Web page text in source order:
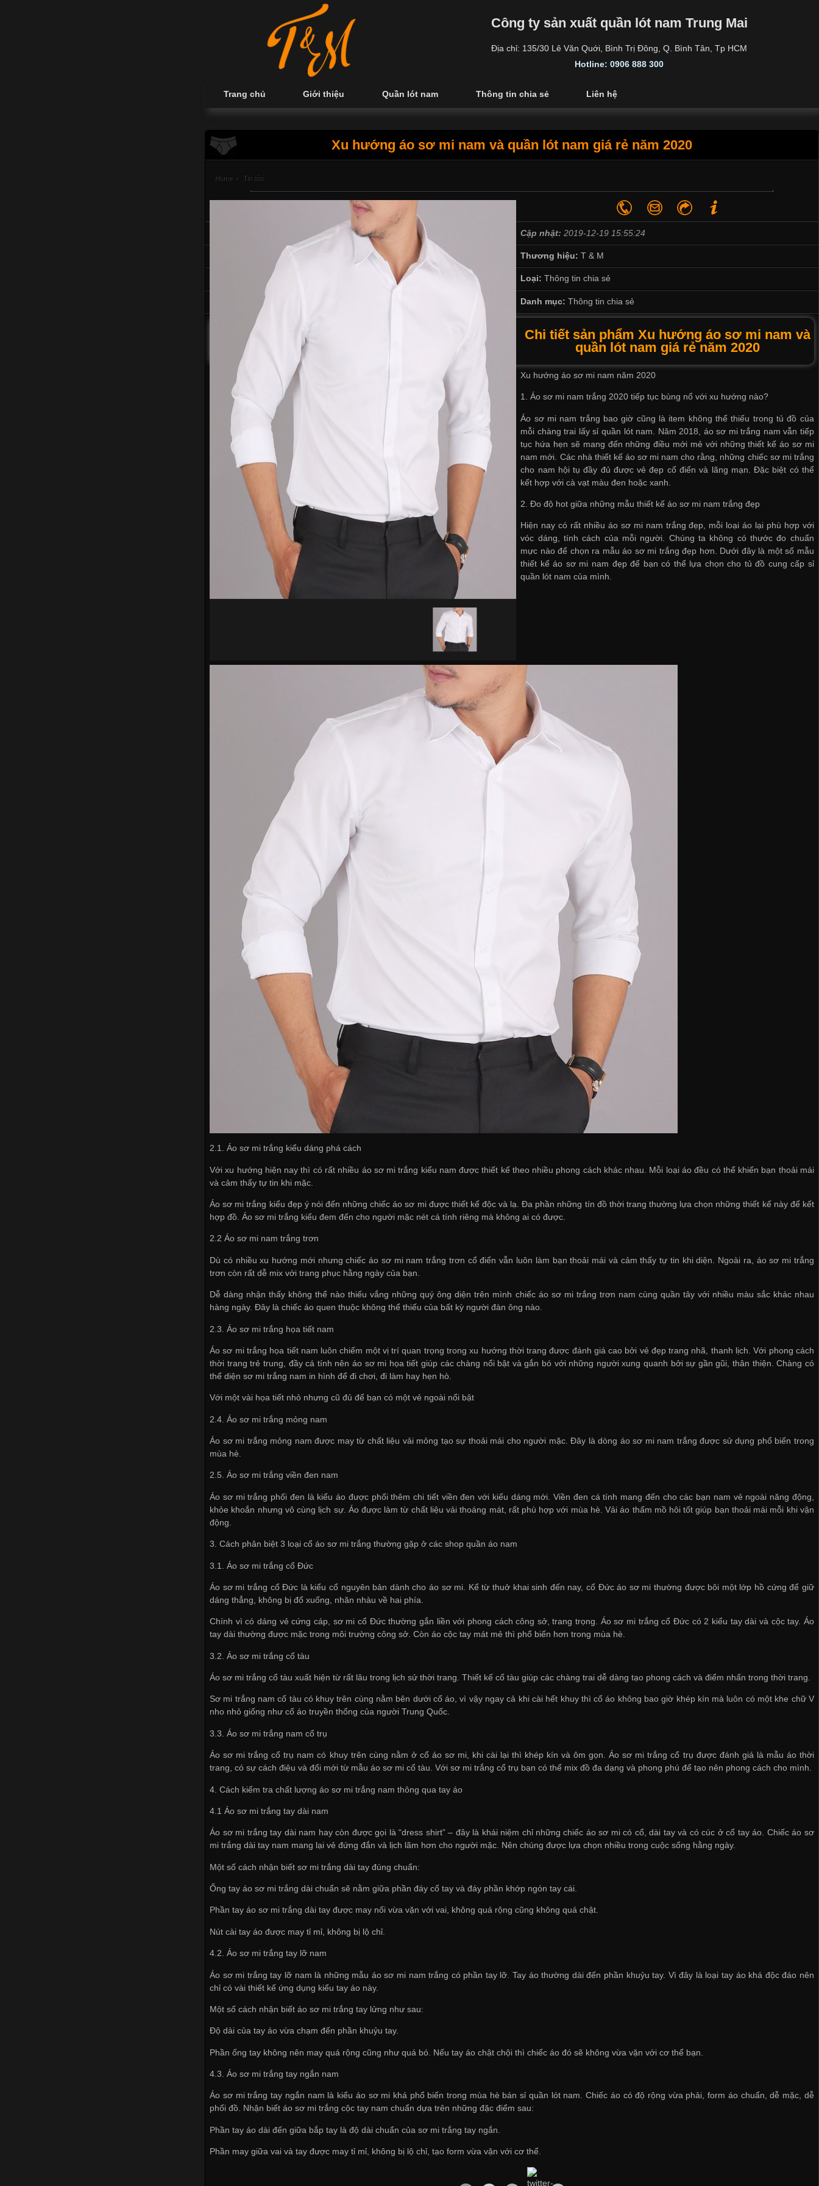
Công ty sản xuất quần lót nam Trung Mai
Địa chỉ: 135/30 Lê Văn Quới, Bình Trị Đông, Q. Bình Tân, Tp HCM
Hotline: 0906 888 300
Trang chủ Giới thiệu Quần lót nam Thông tin chia sẻ Liên hệ
Xu hướng áo sơ mi nam và quần lót nam giá rẻ năm 2020
Home › Tin tức
Cập nhật: 2019-12-19 15:55:24
Thương hiệu:T & M
Loại: Thông tin chia sẻ
Danh mục: Thông tin chia sẻ
Chi tiết sản phẩm Xu hướng áo sơ mi nam và
quần lót nam giá rẻ năm 2020
Xu hướng áo sơ mi nam năm 2020
1. Áo sơ mi nam trắng 2020 tiếp tục bùng nổ với xu hướng nào?
Áo sơ mi nam trắng bao giờ cũng là item không thể thiếu trong tủ đồ của
mỗi chàng trai lấy sỉ quần lót nam . Năm 2018, áo sơ mi trắng nam vẫn tiếp
tục hứa hẹn sẽ mang đến những điều mới mẻ với những thiết kế áo sơ mi
nam mới. Các nhà thiết kế áo sơ mi nam cho rằng, những chiếc sơ mi trắng
cho nam hội tụ đầy đủ được vẻ đẹp cổ điển và lãng mạn. Đặc biệt có thể
kết hợp với cà vạt màu đen hoặc xanh.
2. Đo độ hot giữa những mẫu thiết kế áo sơ mi nam trắng đẹp
Hiện nay có rất nhiều áo sơ mi nam trắng đẹp, mỗi loại áo lại phù hợp với
vóc dáng, tính cách của mỗi người. Chúng ta không có thước đo chuẩn
mực nào để chọn ra mẫu áo sơ mi trắng đẹp hơn. Dưới đây là một số mẫu
thiết kế áo sơ mi nam đẹp để bạn có thể lựa chọn cho tủ đồ cung cấp sỉ
quần lót nam của mình.
2.1. Áo sơ mi trắng kiểu dáng phá cách
Với xu hướng hiện nay thì có rất nhiều áo sơ mi trắng kiểu nam được thiết kế theo nhiều phong cách khác nhau. Mỗi loại áo đều có thể khiến bạn thoải mái
và cảm thấy tự tin khi mặc.
Áo sơ mi trắng kiểu đẹp ý nói đến những chiếc áo sơ mi được thiết kế độc và lạ. Đa phần những tín đồ thời trang thường lựa chọn những thiết kế này để kết
hợp đồ. Áo sơ mi trắng kiểu đem đến cho người mặc nét cá tính riêng mà không ai có được.
2.2 Áo sơ mi nam trắng trơn
Dù có nhiều xu hướng mới nhưng chiếc áo sơ mi nam trắng trơn cổ điển vẫn luôn làm bạn thoải mái và cảm thấy tự tin khi diện. Ngoài ra, áo sơ mi trắng
trơn còn rất dễ mix với trang phục hằng ngày của bạn.
Dễ dàng nhận thấy không thể nào thiếu vắng những quý ông diện trên mình chiếc áo sơ mi trắng trơn nam cùng quần tây với nhiều màu sắc khác nhau
hàng ngày. Đây là chiếc áo quen thuộc không thể thiếu của bất kỳ người đàn ông nào.
2.3. Áo sơ mi trắng họa tiết nam
Áo sơ mi trắng họa tiết nam luôn chiếm một vị trí quan trọng trong xu hướng thời trang được đánh giá cao bởi vẻ đẹp trang nhã, thanh lịch. Với phong cách
thời trang trẻ trung, đầy cá tính nên áo sơ mi họa tiết giúp các chàng nổi bật và gắn bó với những người xung quanh bởi sự gần gũi, thân thiện. Chàng có
thể diện sơ mi trắng nam in hình để đi chơi, đi làm hay hẹn hò.
Với một vài họa tiết nhỏ nhưng cũ đủ để bạn có một vẻ ngoài nổi bật
2.4. Áo sơ mi trắng mỏng nam
Áo sơ mi trắng mỏng nam được may từ chất liệu vải mỏng tạo sự thoải mái cho người mặc. Đây là dòng áo sơ mi nam trắng được sử dụng phổ biến trong
mùa hè.
2.5. Áo sơ mi trắng viền đen nam
Áo sơ mi trắng phối đen là kiểu áo được phối thêm chi tiết viền đen với kiểu dáng mới. Viền đen cá tính mang đến cho các bạn nam vẻ ngoài năng động,
khỏe khoắn nhưng vô cùng lịch sự. Áo được làm từ chất liệu vải thoáng mát, rất phù hợp với mùa hè. Vải áo thấm mồ hôi tốt giúp bạn thoải mái mỗi khi vận
động.
3. Cách phân biệt 3 loại cổ áo sơ mi trắng thường gặp ở các shop quần áo nam
3.1. Áo sơ mi trắng cổ Đức
Áo sơ mi trắng cổ Đức là kiểu cổ nguyên bản dành cho áo sơ mi. Kể từ thuở khai sinh đến nay, cổ Đức áo sơ mi thường được bôi một lớp hồ cứng để giữ
dáng thẳng, không bị đổ xuống, nhăn nhàu về hai phía.
Chính vì có dáng vẻ cứng cáp, sơ mi cổ Đức thường gắn liền với phong cách công sở, trang trọng. Áo sơ mi trắng cổ Đức có 2 kiểu tay dài và cộc tay. Áo
tay dài thường được mặc trong môi trường công sở. Còn áo cộc tay mát mẻ thì phổ biến hơn trong mùa hè.
3.2. Áo sơ mi trắng cổ tàu
Áo sơ mi trắng cổ tàu xuất hiện từ rất lâu trong lịch sử thời trang. Thiết kế cổ tàu giúp các chàng trai dễ dàng tạo phong cách và điểm nhấn trong thời trang.
Sơ mi trắng nam cổ tàu có khuy trên cùng nằm bên dưới cổ áo, vì vậy ngay cả khi cài hết khuy thì cổ áo không bao giờ khép kín mà luôn có một khe chữ V
nho nhỏ giống như cổ áo truyền thống của người Trung Quốc.
3.3. Áo sơ mi trắng nam cổ trụ
Áo sơ mi trắng cổ trụ nam có khuy trên cùng nằm ở cổ áo sơ mi, khi cài lại thì khép kín và ôm gọn. Áo sơ mi trắng cổ trụ được đánh giá là mẫu áo thời
trang, có sự cách điệu và đổi mới từ mẫu áo sơ mi cổ tàu. Với sơ mi trắng cổ trụ bạn có thể mix đồ đa dạng và phong phú để tạo nên phong cách cho mình.
4. Cách kiểm tra chất lượng áo sơ mi trắng nam thông qua tay áo
4.1 Áo sơ mi trắng tay dài nam
Áo sơ mi trắng tay dài nam hay còn được gọi là “dress shirt” – đây là khái niệm chỉ những chiếc áo sơ mi có cổ, dài tay và có cúc ở cổ tay áo. Chiếc áo sơ
mi trắng dài tay nam mang lại vẻ đứng đắn và lịch lãm hơn cho người mặc. Nên chúng được lựa chọn nhiều trong cuộc sống hằng ngày.
Một số cách nhận biết sơ mi trắng dài tay đúng chuẩn:
Ống tay áo sơ mi trắng dài chuẩn sẽ nằm giữa phần đáy cổ tay và đáy phần khớp ngón tay cái.
Phần tay áo sơ mi trắng dài tay được may nối vừa vặn với vai, không quá rộng cũng không quá chật.
Nút cài tay áo được may tỉ mỉ, không bị lộ chỉ.
4.2. Áo sơ mi trắng tay lỡ nam
Áo sơ mi trắng tay lỡ nam là những mẫu áo sơ mi nam trắng có phần tay lỡ. Tay áo thường dài đến phần khuỷu tay. Vì đây là loại tay áo khá độc đáo nên
chỉ có vài thiết kế ứng dụng kiểu tay áo này.
Một số cách nhận biết áo sơ mi trắng tay lửng như sau:
Độ dài của tay áo vừa chạm đến phần khuỷu tay.
Phần ống tay không nên may quá rộng cũng như quá bó. Nếu tay áo chật chội thì chiếc áo đó sẽ không vừa vặn với cơ thể bạn.
4.3. Áo sơ mi trắng tay ngắn nam
Áo sơ mi trắng tay ngắn nam là kiểu áo sơ mi khá phổ biến trong mùa hè bán sỉ quần lót nam. Chiếc áo có độ rộng vừa phải, form áo chuẩn, dễ mặc, dễ
phối đồ. Nhận biết áo sơ mi trắng cộc tay nam chuẩn dựa trên những đặc điểm sau:
Phần tay áo dài đến giữa bắp tay là độ dài chuẩn của sơ mi trắng tay ngắn.
Phần may giữa vai và tay được may tỉ mỉ, không bị lộ chỉ, tạo form vừa vặn với cơ thể.